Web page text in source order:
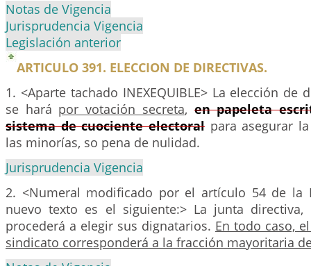
Notas de Vigencia
Jurisprudencia Vigencia
Legislación anterior
ARTICULO 391. ELECCION DE DIRECTIVAS.
1. <Aparte tachado INEXEQUIBLE> La elección de
se hará por votación secreta,en papeleta
sistema de cuociente electoralpara asegurar
las minorías, so pena de nulidad.
Jurisprudencia Vigencia
2. <Numeral modificado por el artículo 54 de la
nuevo texto es el siguiente:> La junta directiva,
procederá a elegir sus dignatarios. En todo caso,
sindicato corresponderá a la fracción mayoritaria